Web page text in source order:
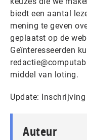
biedt een aantal
mening te geven
geplaatst op de
Geïnteresseerden
middel van loting.
Update:
Auteur